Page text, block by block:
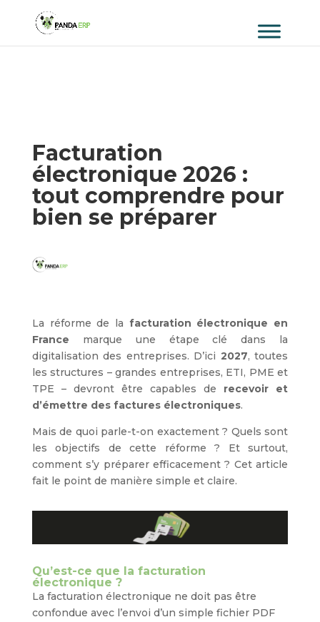
Facturation
électronique 2026 :
tout comprendre pour
bien se préparer
La réforme de la facturation électronique en
France
marque une étape clé dans la
digitalisation des entreprises. D’ici 2027, toutes
les structures – grandes entreprises, ETI, PME et
TPE – devront être capables de
recevoir et
d’émettre des factures électroniques.
Mais de quoi parle-t-on exactement ? Quels sont
les objectifs de cette réforme ? Et surtout,
comment s’y préparer efficacement ? Cet article
fait le point de manière simple et claire.
Qu’est-ce que la facturation
électronique ?
La facturation électronique ne doit pas être
confondue avec l’envoi d’un simple fichier PDF